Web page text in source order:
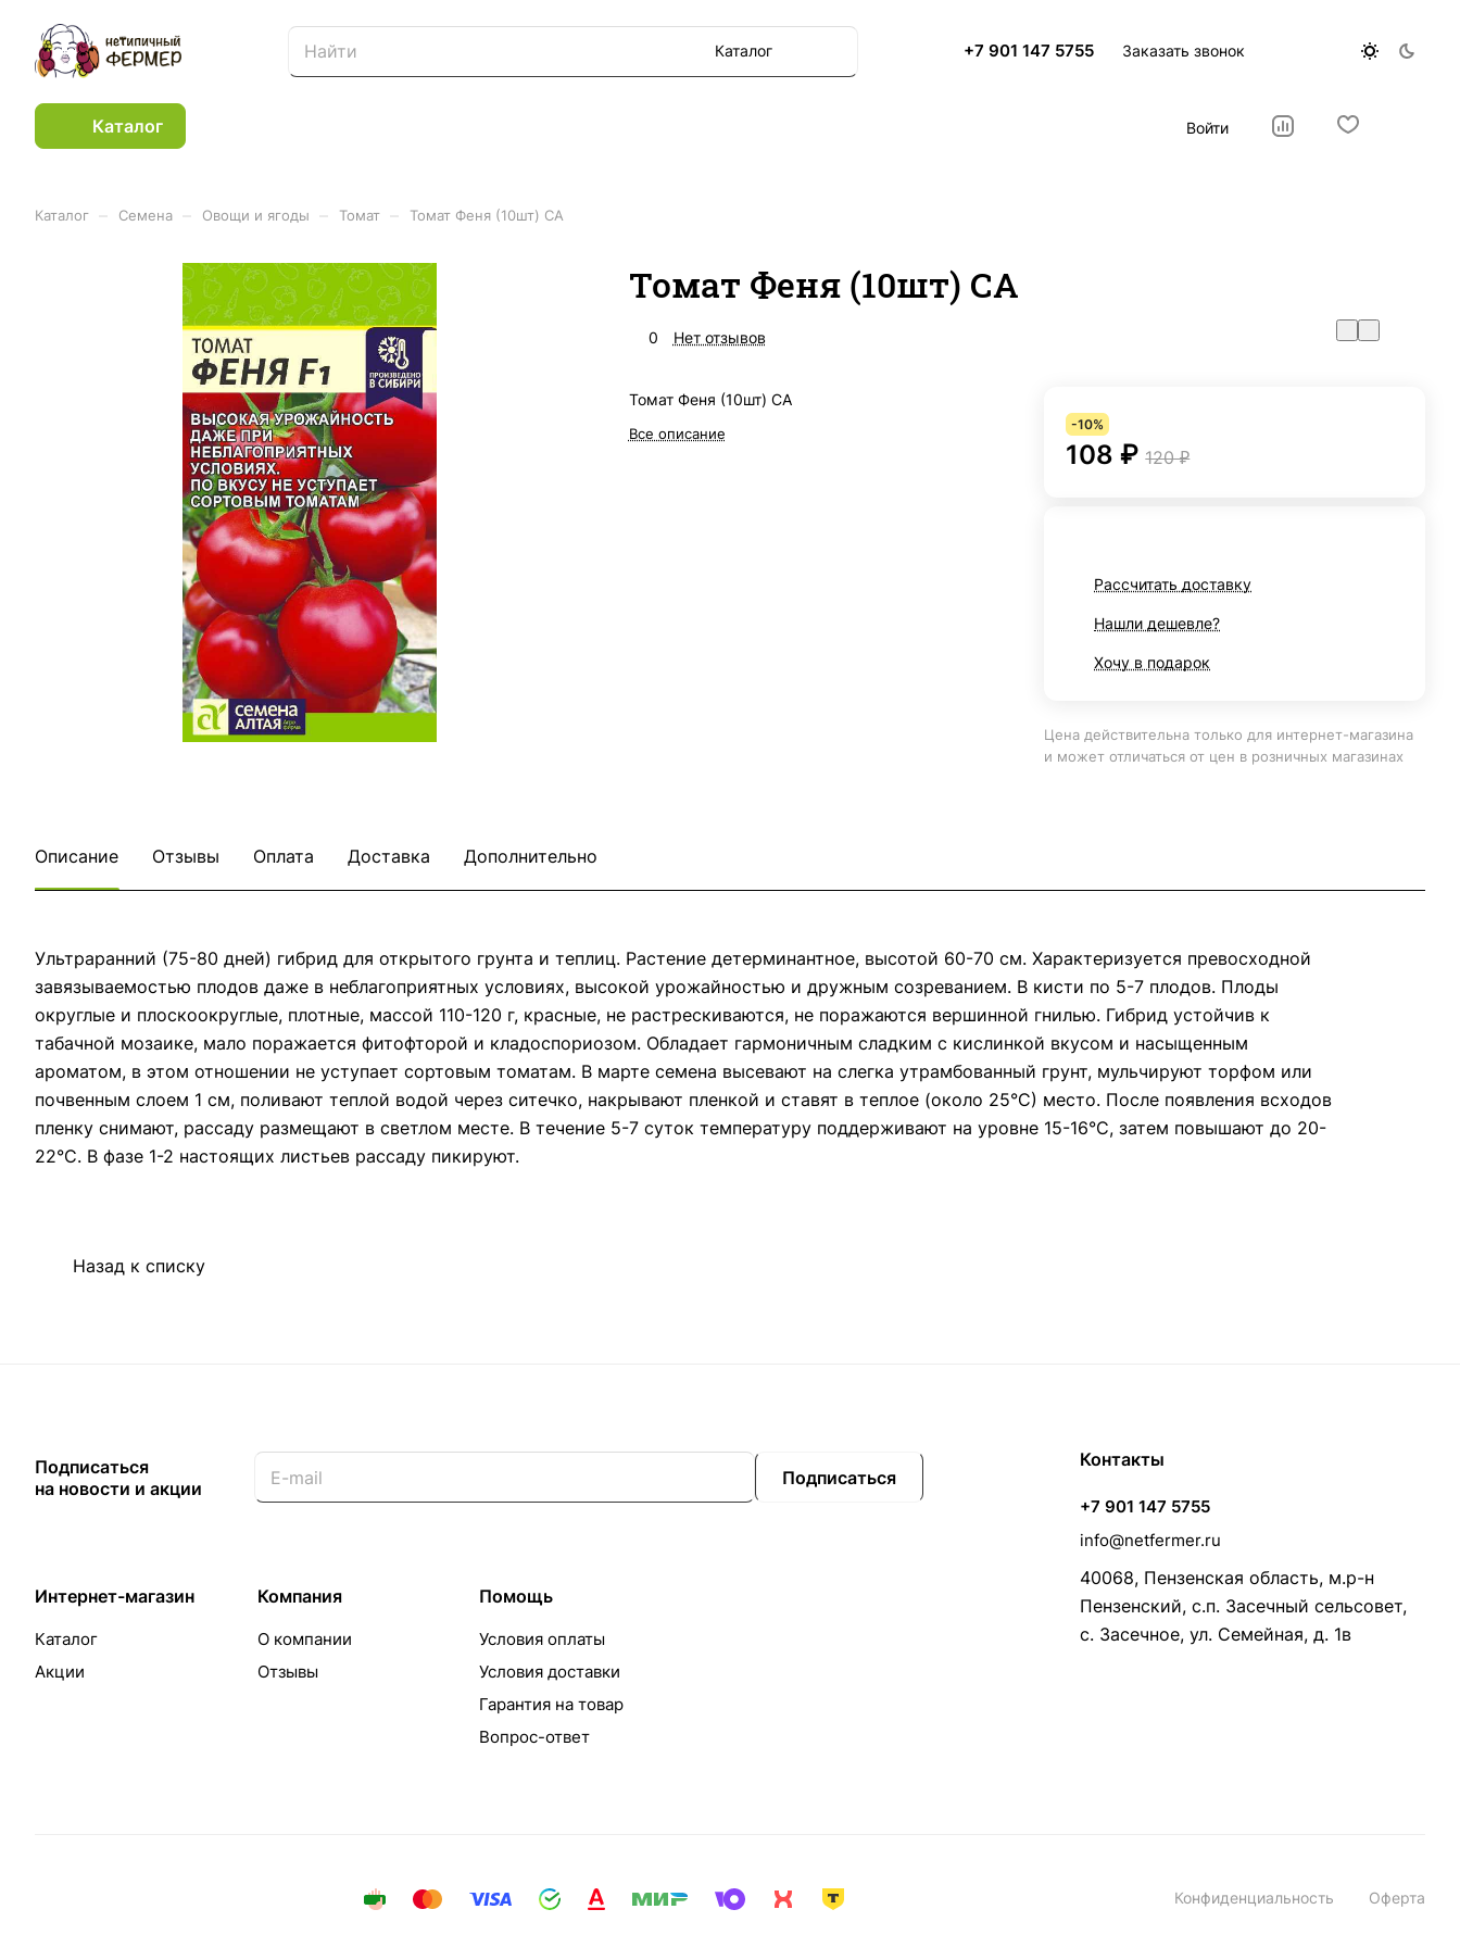
Каталог +7 901 147 5755 Заказать звонок
Каталог Войти
Каталог Семена Овощи и ягоды Томат Томат Феня (10шт) СА
Томат Феня (10шт) СА
0 Нет отзывов
Томат Феня (10шт) СА
Все описание
-10%
108 ₽ 120 ₽
Рассчитать доставку
Нашли дешевле?
Хочу в подарок
Цена действительна только для интернет-магазина
и может отличаться от цен в розничных магазинах
Описание Отзывы Оплата Доставка Дополнительно
Ультраранний (75-80 дней) гибрид для открытого грунта и теплиц. Растение детерминантное, высотой 60-70 см. Характеризуется превосходной
завязываемостью плодов даже в неблагоприятных условиях, высокой урожайностью и дружным созреванием. В кисти по 5-7 плодов. Плоды
округлые и плоскоокруглые, плотные, массой 110-120 г, красные, не растрескиваются, не поражаются вершинной гнилью. Гибрид устойчив к
табачной мозаике, мало поражается фитофторой и кладоспориозом. Обладает гармоничным сладким с кислинкой вкусом и насыщенным
ароматом, в этом отношении не уступает сортовым томатам. В марте семена высевают на слегка утрамбованный грунт, мульчируют торфом или
почвенным слоем 1 см, поливают теплой водой через ситечко, накрывают пленкой и ставят в теплое (около 25°С) место. После появления всходов
пленку снимают, рассаду размещают в светлом месте. В течение 5-7 суток температуру поддерживают на уровне 15-16°С, затем повышают до 20-
22°С. В фазе 1-2 настоящих листьев рассаду пикируют.
Назад к списку
Подписаться
на новости и акции
Подписаться
Интернет-магазин
Каталог
Акции
Компания
О компании
Отзывы
Помощь
Условия оплаты
Условия доставки
Гарантия на товар
Вопрос-ответ
Контакты
+7 901 147 5755
info@netfermer.ru
40068, Пензенская область, м.р-н
Пензенский, с.п. Засечный сельсовет,
с. Засечное, ул. Семейная, д. 1в
Конфиденциальность Оферта